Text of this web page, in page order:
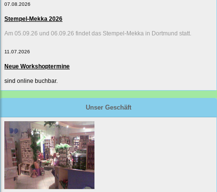
07.08.2026
Stempel-Mekka 2026
Am 05.09.26 und 06.09.26 findet das Stempel-Mekka in Dortmund statt.
11.07.2026
Neue Workshoptermine
sind online buchbar.
Unser Geschäft